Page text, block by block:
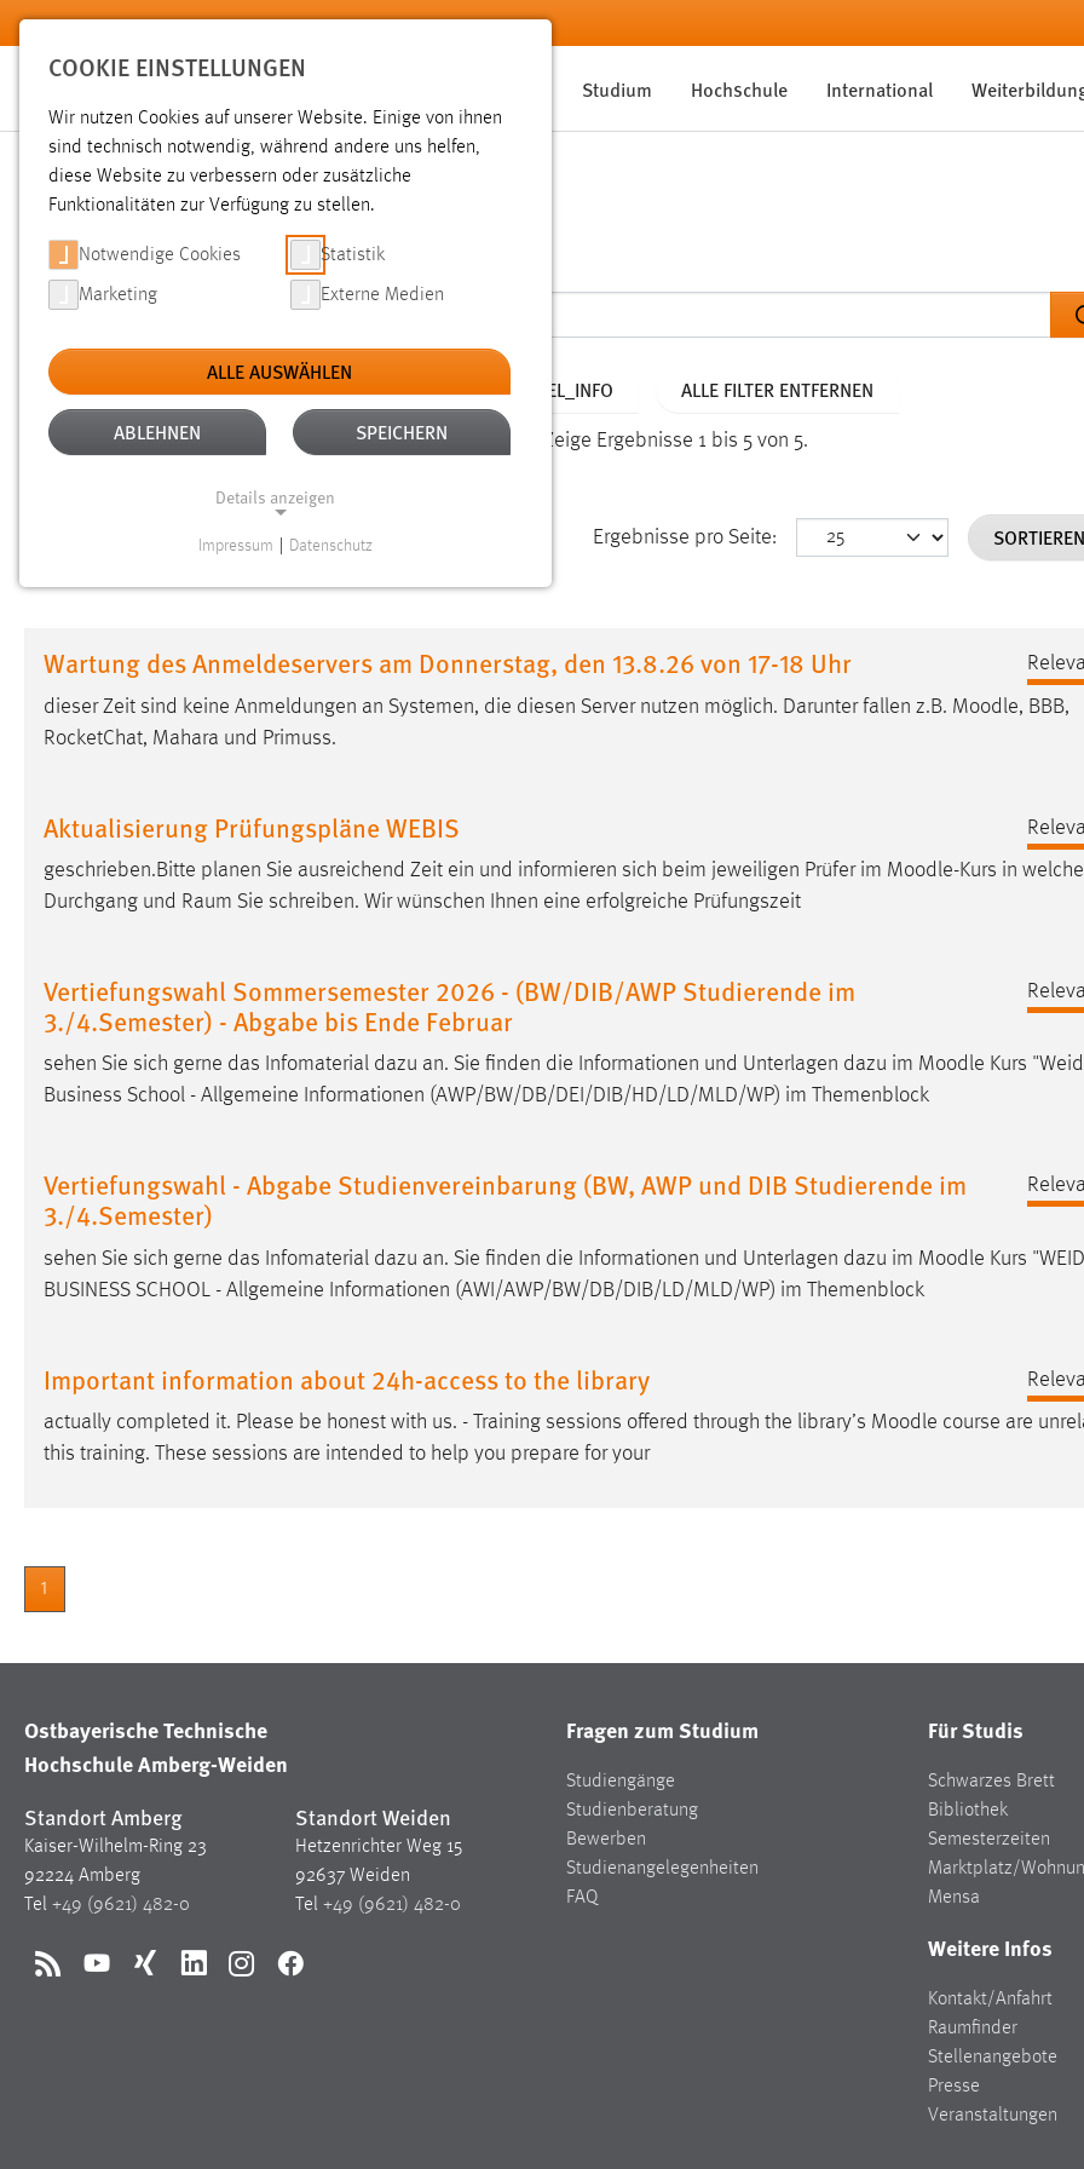
Zum Hauptinhalt springen
Studium Hochschule International
SUCHE
Aktive Filter: TYP: TX_OTHAWORGANIZATION_DOMAIN_MODEL_INFO ALLE FILTER ENTFERNEN
Gesucht nach "moodle". Es wurden 5 Ergebnisse gefunden. Zeige Ergebnisse 1 bis 5 von 5.
Ergebnisse pro Seite:
Wartung des Anmeldeservers am Donnerstag, den 13.8.26 von 17-18 Uhr
dieser Zeit sind keine Anmeldungen an Systemen, die diesen Server nutzen möglich. Darunter fallen z.B. Moodle, BBB,
RocketChat, Mahara und Primuss.
Aktualisierung Prüfungspläne WEBIS
geschrieben.Bitte planen Sie ausreichend Zeit ein und informieren sich beim jeweiligen Prüfer im Moodle-Kurs in
Durchgang und Raum Sie schreiben. Wir wünschen Ihnen eine erfolgreiche Prüfungszeit
Vertiefungswahl Sommersemester 2026 - (BW/DIB/AWP Studierende im
3./4.Semester) - Abgabe bis Ende Februar
sehen Sie sich gerne das Infomaterial dazu an. Sie finden die Informationen und Unterlagen dazu im Moodle Kurs
Business School - Allgemeine Informationen (AWP/BW/DB/DEI/DIB/HD/LD/MLD/WP) im Themenblock
Vertiefungswahl - Abgabe Studienvereinbarung (BW, AWP und DIB Studierende im
3./4.Semester)
sehen Sie sich gerne das Infomaterial dazu an. Sie finden die Informationen und Unterlagen dazu im Moodle Kurs
BUSINESS SCHOOL - Allgemeine Informationen (AWI/AWP/BW/DB/DIB/LD/MLD/WP) im Themenblock
Important information about 24h-access to the library
actually completed it. Please be honest with us. - Training sessions offered through the library’s Moodle course are
this training. These sessions are intended to help you prepare for your
1
Ostbayerische Technische
Hochschule Amberg-Weiden
Standort Amberg
Kaiser-Wilhelm-Ring 23
92224 Amberg
Tel +49 (9621) 482-0
Standort Weiden
Hetzenrichter Weg 15
92637 Weiden
Tel +49 (9621) 482-0
RSS YouTubeXing LinkedInInstagramFacebook
Fragen zum Studium
Studiengänge
Studienberatung
Bewerben
Studienangelegenheiten
FAQ
Für Studis
Schwarzes Brett
Bibliothek
Semesterzeiten
Marktplatz/
Mensa
Weitere Infos
Kontakt/Anfahrt
Raumfinder
Stellenangebote
Presse
Veranstaltungen
COOKIE EINSTELLUNGEN
Wir nutzen Cookies auf unserer Website. Einige von ihnen
sind technisch notwendig, während andere uns helfen,
diese Website zu verbessern oder zusätzliche
Funktionalitäten zur Verfügung zu stellen.
Notwendige Cookies Statistik
Marketing Externe Medien
ALLE AUSWÄHLEN
ABLEHNEN SPEICHERN
Details anzeigen
Website erforderlich.
Einverständnis
Zweck:
Dieser Cookie speichert die
ausgewählten Einverständnis-Optionen
des Benutzers
Cookie Laufzeit: 1 Jahr
Performance
Name: staticfilecache
in diesem Cookie gespeichert, ob man
Sprachpräferenz
Name: site-language-preference
Zweck:
Das Cookie speichert die gewählte
Cookie Laufzeit:
Chat
Jahre, MIBEW_UserID = 1 Jahr
Name: fe_user, be_user, be_lastLoginProvider
Zweck:
Dieser Cookie ist notwendig um sich an
Cookie Laufzeit: 24 Stunden
Impressum Datenschutz